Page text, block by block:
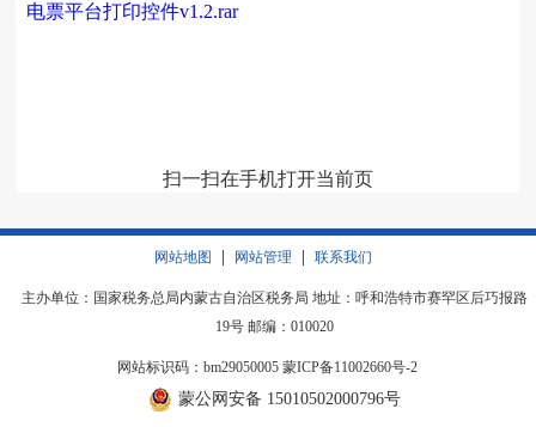
电票平台打印控件v1.2.rar
扫一扫在手机打开当前页